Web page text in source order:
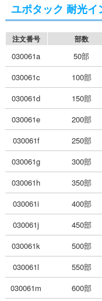
ユポタック 耐光イ
注文番号 部数
030061a 50部
030061c 100部
030061d 150部
030061e 200部
030061f 250部
030061g 300部
030061h 350部
030061i 400部
030061j 450部
030061k 500部
030061l 550部
030061m 600部